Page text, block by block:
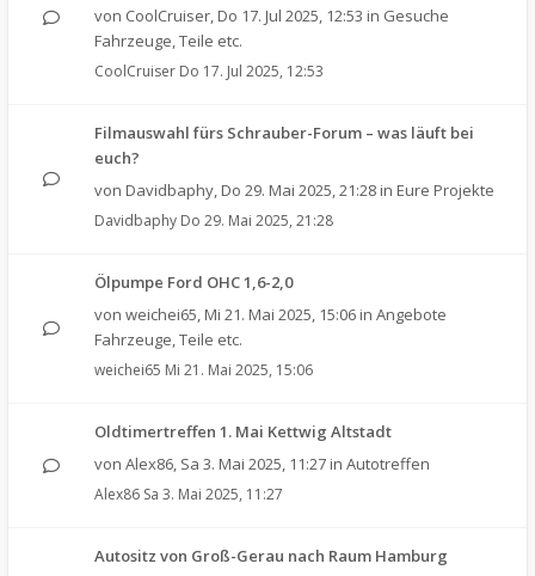
von CoolCruiser, Do 17. Jul 2025, 12:53 in Gesuche
Fahrzeuge, Teile etc.
CoolCruiser Do 17. Jul 2025, 12:53
Filmauswahl fürs Schrauber-Forum – was läuft bei
euch?
von Davidbaphy, Do 29. Mai 2025, 21:28 in Eure Projekte
Davidbaphy Do 29. Mai 2025, 21:28
Ölpumpe Ford OHC 1,6-2,0
von weichei65, Mi 21. Mai 2025, 15:06 in Angebote
Fahrzeuge, Teile etc.
weichei65 Mi 21. Mai 2025, 15:06
Oldtimertreffen 1. Mai Kettwig Altstadt
von Alex86, Sa 3. Mai 2025, 11:27 in Autotreffen
Alex86 Sa 3. Mai 2025, 11:27
Autositz von Groß-Gerau nach Raum Hamburg